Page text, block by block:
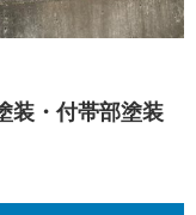
・付帯部塗装